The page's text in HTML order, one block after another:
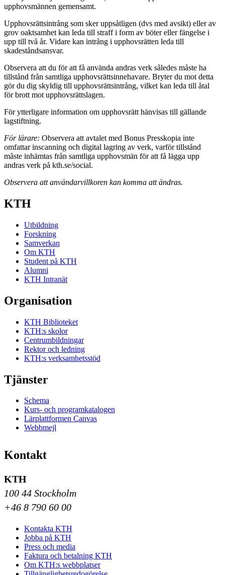
upphovsmännen gemensamt.
Upphovsrättsintrång som sker uppsåtligen (dvs med avsikt) eller av
grov oaktsamhet kan leda till straff i form av böter eller fängelse i
upp till två år. Vidare kan intrång i upphovsrätten leda till
skadeståndsansvar.
Observera att du för att få använda andras verk således måste ha
tillstånd från samtliga upphovsrättsinnehavare. Bryter du mot detta
gör du dig skyldig till upphovsrättsintrång, vilket kan leda till åtal
för brott mot upphovsrättslagen.
För ytterligare information om upphovsrätt hänvisas till gällande
lagstiftning.
För lärare: Observera att avtalet med Bonus Presskopia inte
omfattar inscanning och digital lagring av verk, varför tillstånd
måste inhämtas från samtliga upphovsmän för att få lägga upp
andras verk på kth.se/social.
Observera att användarvillkoren kan komma att ändras.
KTH
Utbildning
Forskning
Samverkan
Om KTH
Student på KTH
Alumni
KTH Intranät
Organisation
KTH Biblioteket
KTH:s skolor
Centrumbildningar
Rektor och ledning
KTH:s verksamhetsstöd
Tjänster
Schema
Kurs- och programkatalogen
Lärplattformen Canvas
Webbmejl
Kontakt
KTH
100 44 Stockholm
+46 8 790 60 00
Kontakta KTH
Jobba på KTH
Press och media
Faktura och betalning KTH
Om KTH:s webbplatser